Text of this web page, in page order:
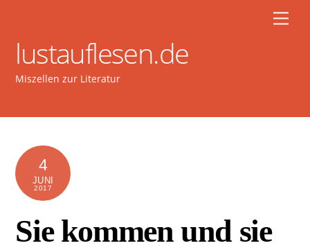
contentlustauflesen.de
Miszellen zur Literatur
4
JUNI
2017
Sie kommen und sie